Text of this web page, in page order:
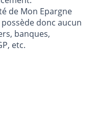
de Mon Epargne
donc aucun
banques,
etc.